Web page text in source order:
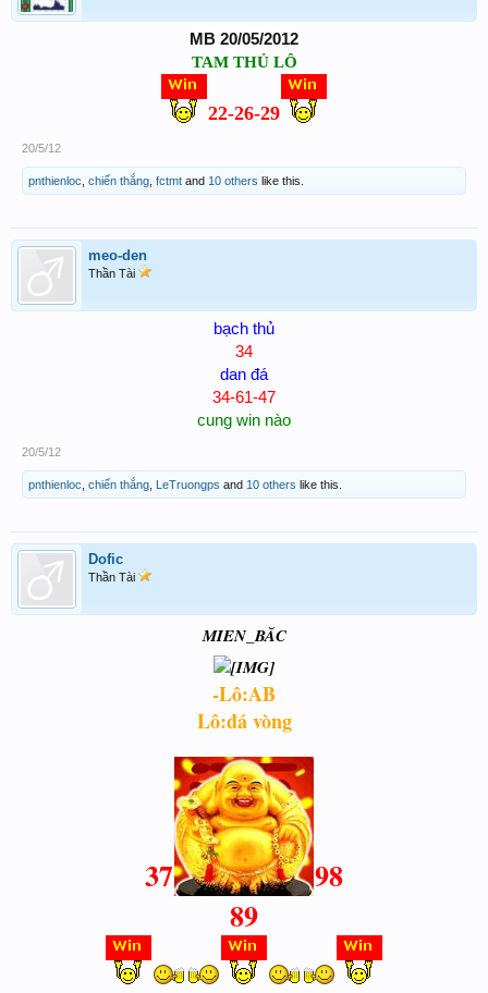
MB 20/05/2012
TAM THỦ LÔ
22-26-29
20/5/12
pnthienloc chiến thắng fctmt and 10 others like this.
meo-den
Thần Tài
bạch thủ
34
dan đá
34-61-47
cung win nào
20/5/12
pnthienloc chiến thắng LeTruongps and 10 others like this.
Dofic
Thần Tài
MIEN_BĂC
-Lô:AB
Lô:đá vòng
37
98
89